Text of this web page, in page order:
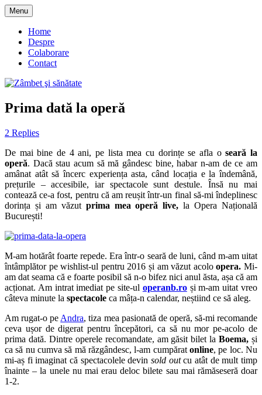
Skip
to
content
Zâmbet şi sănătate
Menu
Home
Despre
Colaborare
Contact
Prima dată la operă
2 Replies
De mai bine de 4 ani, pe lista mea cu dorințe se afla oseară la
operă. Dacă stau acum să mă gândesc bine, habar n-am de ce am
amânat atât să încerc experiența asta, când locația e la îndemână,
prețurile – accesibile, iar spectacole sunt destule. Însă nu mai
contează ce-a fost, pentru că am reușit într-un final să-mi îndeplinesc
dorința și am văzut prima mea operă live, la Opera Națională
București!
M-am hotărât foarte repede. Era într-o seară de luni, când m-am uitat
întâmplător pe wishlist-ul pentru 2016 și am văzut acoloopera. Mi-
am dat seama că e foarte posibil să n-o bifez nici anul ăsta, așa că am
acționat. Am intrat imediat pe site-ul operanb.roși m-am uitat vreo
câteva minute la spectacole ca mâța-n calendar, neștiind ce să aleg.
Am rugat-o pe Andra, tiza mea pasionată de operă, să-mi recomande
ceva ușor de digerat pentru începători, ca să nu mor pe-acolo de
prima dată. Dintre operele recomandate, am găsit bilet laBoema, și
ca să nu cumva să mă răzgândesc, l-am cumpărat online, pe loc. Nu
mi-aș fi imaginat că spectacolele devin sold outcu atât de mult timp
înainte – la unele nu mai erau deloc bilete sau mai rămăseseră doar
1-2.